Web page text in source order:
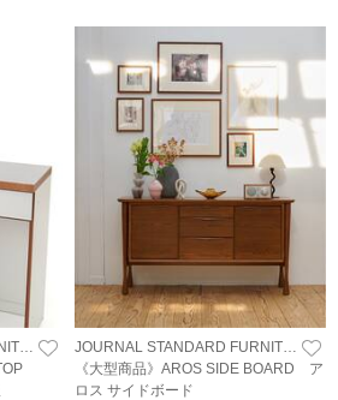
JOURNAL STANDARD FURNITURE
JOURNAL STANDARD FURNITURE
《大型商品》AROS SIDE BOARD ア
ロス サイドボード